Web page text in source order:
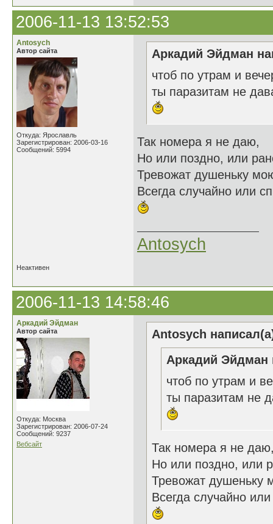
2006-11-13 13:52:53
Antosych
Автор сайта
Откуда: Ярославль
Зарегистрирован: 2006-03-16
Сообщений: 5994
Аркадий Эйдман
чтоб по утрам и
ты паразитам не
Так номера я не даю,
Но или поздно, или
Тревожат душеньку
Всегда случайно или
Antosych
Неактивен
2006-11-13 14:58:46
Аркадий Эйдман
Автор сайта
Откуда: Москва
Зарегистрирован: 2006-07-24
Сообщений: 9237
Вебсайт
Antosych
Аркадий Эйдман
чтоб по утрам и
ты паразитам не
Так номера я не
Но или поздно, или
Тревожат душеньку
Всегда случайно